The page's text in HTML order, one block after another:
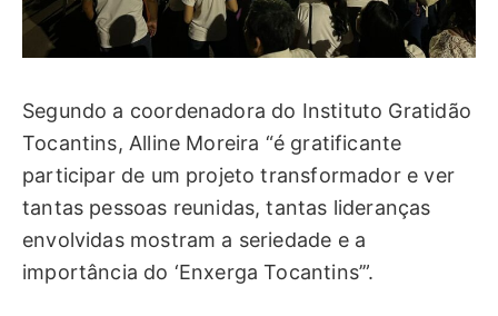
Segundo a coordenadora do Instituto Gratidão
Tocantins, Alline Moreira “é gratificante
participar de um projeto transformador e ver
tantas pessoas reunidas, tantas lideranças
envolvidas mostram a seriedade e a
importância do ‘Enxerga Tocantins’”.